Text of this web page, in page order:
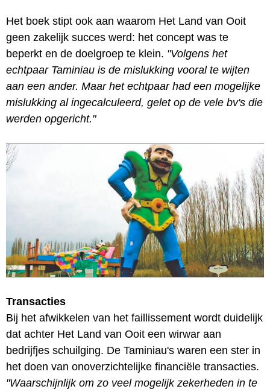
Het boek stipt ook aan waarom Het Land van Ooit
geen zakelijk succes werd: het concept was te
beperkt en de doelgroep te klein. "Volgens het
echtpaar Taminiau is de mislukking vooral te wijten
aan een ander. Maar het echtpaar had een mogelijke
mislukking al ingecalculeerd, gelet op de vele bv's die
werden opgericht."
Transacties
Bij het afwikkelen van het faillissement wordt duidelijk
dat achter Het Land van Ooit een wirwar aan
bedrijfjes schuilging. De Taminiau's waren een ster in
het doen van onoverzichtelijke financiële transacties.
"Waarschijnlijk om zo veel mogelijk zekerheden in te